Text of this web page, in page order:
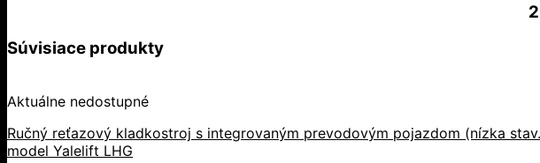
Súvisiace produkty
Aktuálne nedostupné
Ručný reťazový kladkostroj s integrovaným prevodovým pojazdom (nízka
model Yalelift LHG